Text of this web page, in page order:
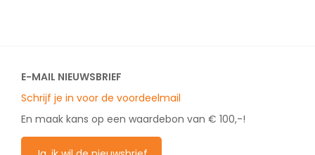
E-MAIL NIEUWSBRIEF
Schrijf je in voor de voordeelmail
En maak kans op een waardebon van € 100,-!